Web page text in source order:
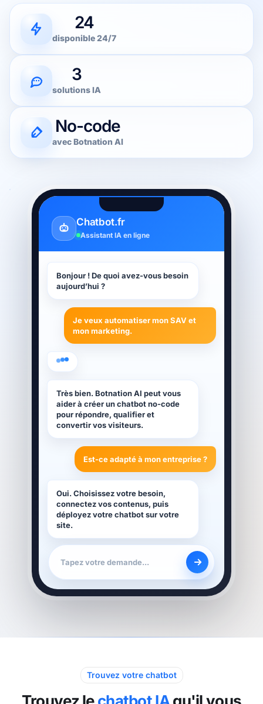
24
disponible 24/7
3
solutions IA
No-code
avec Botnation AI
Chatbot.fr
Assistant IA en ligne
Bonjour ! De quoi avez-vous besoin
aujourd’hui ?
Je veux automatiser mon SAV et
mon marketing.
Très bien. Botnation AI peut vous
aider à créer un chatbot no-code
pour répondre, qualifier et
convertir vos visiteurs.
Est-ce adapté à mon entreprise ?
Oui. Choisissez votre besoin,
connectez vos contenus, puis
déployez votre chatbot sur votre
site.
Tapez votre demande...
Trouvez votre chatbot